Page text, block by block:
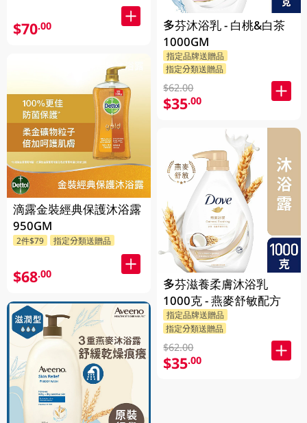
$70.00
滴露金裝經典保護沐浴露
950GM
2件$79 指定分類送贈品
$68.00
多芬沐浴乳 - 白桃&白茶
1000GM
指定品牌送贈品
指定分類送贈品
$62.00
$35.00
多芬滋養柔膚沐浴乳
1000克 - 燕麥舒敏配方
指定品牌送贈品
指定分類送贈品
$62.00
$35.00